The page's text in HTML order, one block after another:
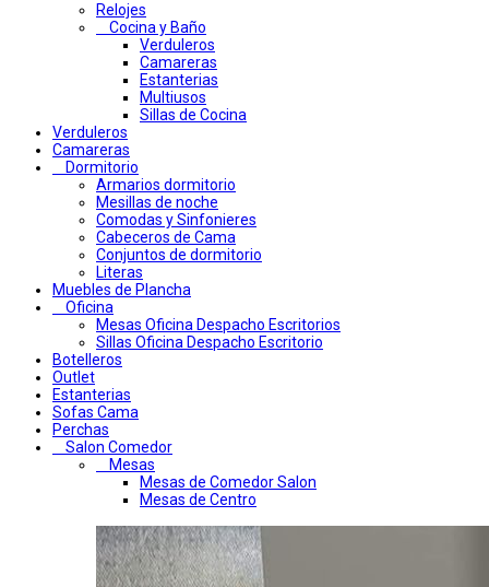
Relojes
Cocina y Baño
Verduleros
Camareras
Estanterias
Multiusos
Sillas de Cocina
Verduleros
Camareras
Dormitorio
Armarios dormitorio
Mesillas de noche
Comodas y Sinfonieres
Cabeceros de Cama
Conjuntos de dormitorio
Literas
Muebles de Plancha
Oficina
Mesas Oficina Despacho Escritorios
Sillas Oficina Despacho Escritorio
Botelleros
Outlet
Estanterias
Sofas Cama
Perchas
Salon Comedor
Mesas
Mesas de Comedor Salon
Mesas de Centro